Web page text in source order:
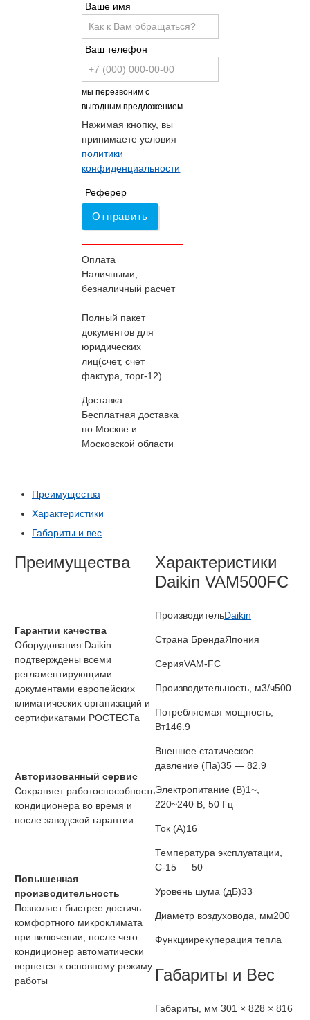
Ваше имя
Ваш телефон
мы перезвоним с
выгодным предложением
Нажимая кнопку, вы
принимаете условия
политики
конфиденциальности
Реферер
Отправить
Оплата
Наличными,
безналичный расчет
Полный пакет
документов для
юридических
лиц(счет, счет
фактура, торг-12)
Доставка
Бесплатная доставка
по Москве и
Московской области
Преимущества
Характеристики
Габариты и вес
Преимущества
Гарантии качества
Оборудования Daikin
подтверждены всеми
регламентирующими
документами европейских
климатических организаций и
сертификатами РОСТЕСТа
Авторизованный сервис
Сохраняет работоспособность
кондиционера во время и
после заводской гарантии
Повышенная
производительность
Позволяет быстрее достичь
комфортного микроклимата
при включении, после чего
кондиционер автоматически
вернется к основному режиму
работы
Характеристики
Daikin VAM500FC
ПроизводительDaikin
Страна БрендаЯпония
СерияVAM-FC
Производительность, м3/ч500
Потребляемая мощность,
Вт146.9
Внешнее статическое
давление (Па)35 — 82.9
Электропитание (В)1~,
220~240 В, 50 Гц
Ток (А)16
Температура эксплуатации,
С-15 — 50
Уровень шума (дБ)33
Диаметр воздуховода, мм200
Функциирекуперация тепла
Габариты и Вес
Габариты, мм 301 × 828 × 816